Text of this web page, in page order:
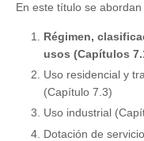
En este título se
Régimen,
usos (Capítulos
Uso residencial y
(Capítulo 7.3)
Uso industrial
Dotación de